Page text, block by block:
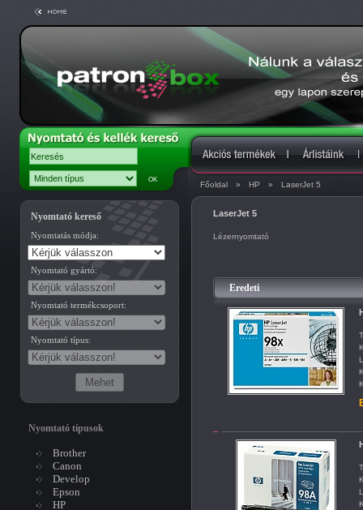
Főoldal » HP » LaserJet 5
Nyomtató kereső
Nyomtatás módja:
Nyomtató gyártó:
Nyomtató termékcsoport:
Nyomtató típus:
Nyomtató típusok
Brother
Canon
Develop
Epson
HP
LaserJet 5
Lézernyomtató
Eredeti